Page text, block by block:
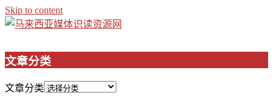
Skip to content
文章分类
文章分类